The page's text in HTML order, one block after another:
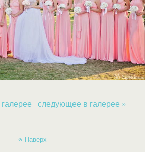
следующее в галерее »
Наверх